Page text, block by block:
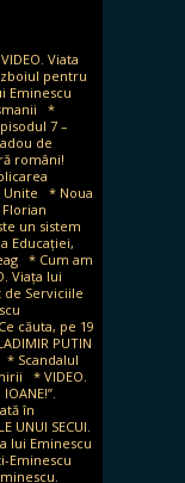
Viata
pentru
Eminescu
*
7 –
de
români!
Unite
* Noua
un sistem
Educației,
* Cum am
Viața lui
de Serviciile
căuta, pe 19
PUTIN
* Scandalul
* VIDEO.
în
UNUI SECUI.
lui Eminescu
Eminescu